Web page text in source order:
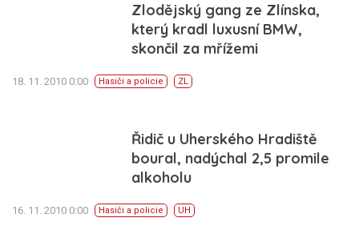
Zlodějský gang ze Zlínska,
který kradl luxusní BMW,
skončil za mřížemi
18. 11. 2010 0:00 Hasiči a policie ZL
Řidič u Uherského Hradiště
boural, nadýchal 2,5 promile
alkoholu
16. 11. 2010 0:00 Hasiči a policie UH